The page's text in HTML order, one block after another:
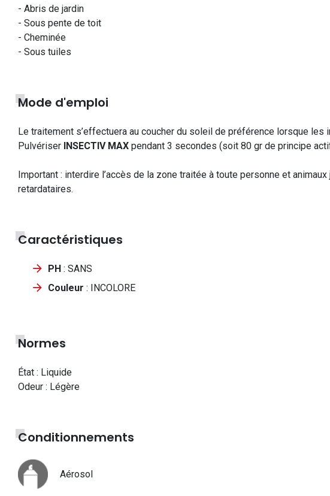
- Abris de jardin
- Sous pente de toit
- Cheminée
- Sous tuiles
Mode d'emploi
Le traitement s’effectuera au coucher du soleil de préférence lorsque les
Pulvériser INSECTIV MAX pendant 3 secondes (soit 80 gr de principe
Important : interdire l’accès de la zone traitée à toute personne et
retardataires.
Caractéristiques
PH : SANS
Couleur : INCOLORE
Normes
État : Liquide
Odeur : Légère
Conditionnements
Aérosol